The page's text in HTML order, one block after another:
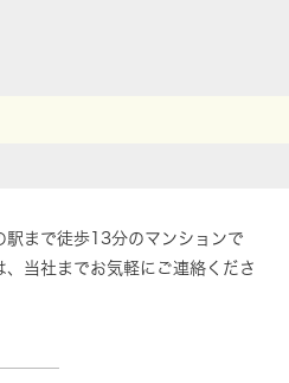
駅まで徒歩13分のマンションで
当社までお気軽にご連絡くださ